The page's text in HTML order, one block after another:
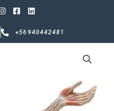
+56940442481